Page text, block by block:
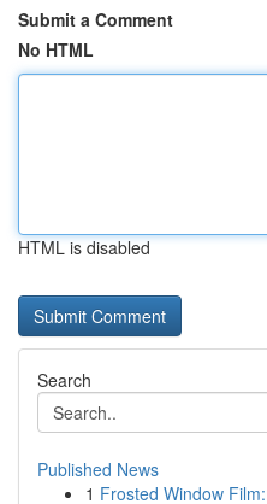
Submit a Comment
No HTML
HTML is disabled
Search
Published News
1 Frosted Window